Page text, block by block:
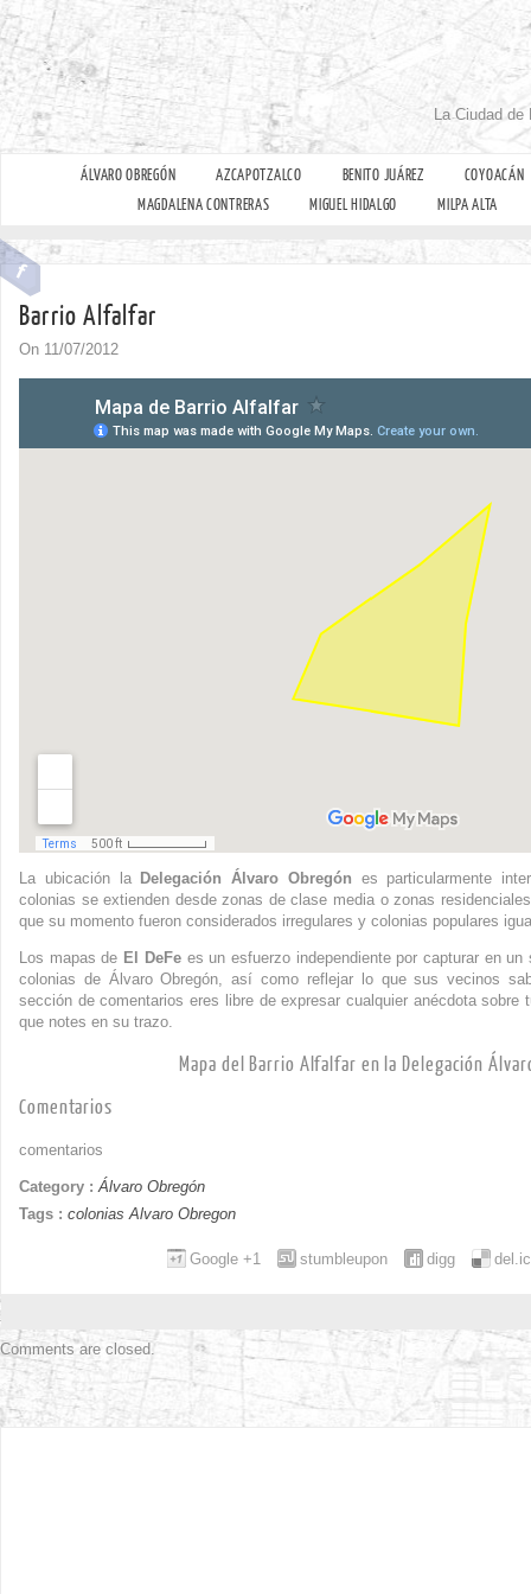
La Ciudad
ÁLVARO OBREGÓN AZCAPOTZALCO BENITO JUÁREZ
COYOACÁN
MAGDALENA CONTRERAS
MIGUEL HIDALGO MILPA ALTA
Barrio Alfalfar
On 11/07/2012
La ubicación la Delegación Álvaro Obregón es particularmente
colonias se extienden desde zonas de clase media o zonas
que su momento fueron considerados irregulares y colonias populares
Los mapas de El DeFees un esfuerzo independiente por capturar en
colonias de Álvaro Obregón, así como reflejar lo que sus vecinos
sección de comentarios eres libre de expresar cualquier anécdota sobre
que notes en su trazo.
Mapa del Barrio Alfalfar en la Delegación
Comentarios
comentarios
Category : Álvaro Obregón
Tags : colonias Alvaro Obregon
digg
stumbleupon
Google +1
Comments are closed.